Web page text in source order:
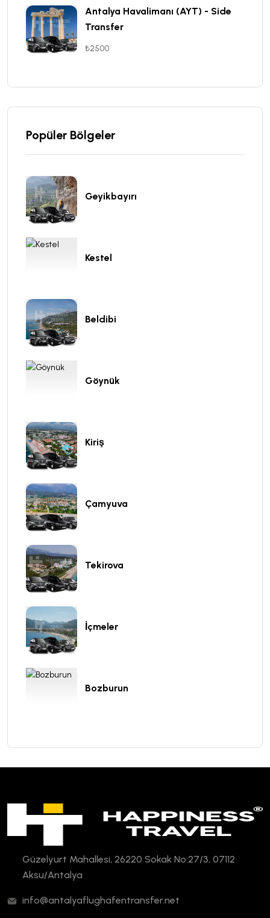
Antalya Havalimanı (AYT) - Side
Transfer
₺2500
Popüler Bölgeler
Geyikbayırı
Kestel
Beldibi
Göynük
Kiriş
Çamyuva
Tekirova
İçmeler
Bozburun
Güzelyurt Mahallesi, 26220 Sokak No:27/3, 07112
Aksu/Antalya
info@antalyaflughafentransfer.net